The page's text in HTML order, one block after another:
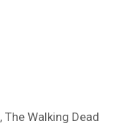
,The Walking Dead